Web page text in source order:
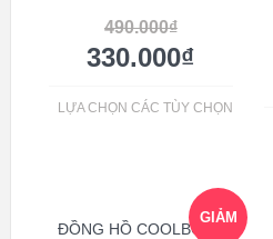
490.000₫
330.000₫
LỰA CHỌN CÁC TÙY CHỌN
GIẢM
ĐỒNG HỒ COOLBOSS